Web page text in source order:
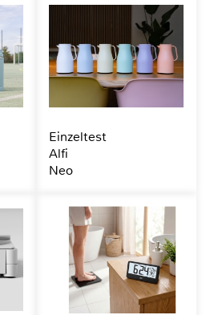
Einzeltest
Alfi
Neo